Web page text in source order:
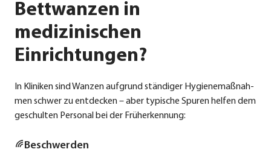
Bettwanzen in
medizinischen
Einrichtungen?
In Kli­ni­ken sind Wan­zen auf­grund stän­di­ger Hygie­ne­maß­nah­
men schwer zu ent­de­cken – aber typi­sche Spu­ren hel­fen dem
geschul­ten Per­so­nal bei der Früh­erken­nung:
Beschwer­den